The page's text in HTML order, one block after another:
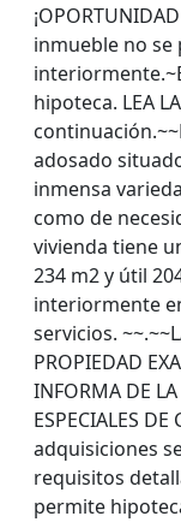
inmueble no se
hipoteca. LEA
adosado
inmensa
como de
vivienda tiene
234 m2 y útil
interiormente
servicios.
PROPIEDAD
INFORMA DE
ESPECIALES
adquisiciones
requisitos
permite